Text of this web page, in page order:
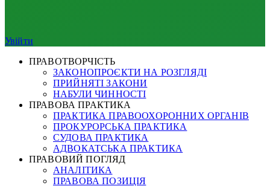
Увійти
ПРАВОТВОРЧІСТЬ
ЗАКОНОПРОЄКТИ НА РОЗГЛЯДІ
ПРИЙНЯТІ ЗАКОНИ
НАБУЛИ ЧИННОСТІ
ПРАВОВА ПРАКТИКА
ПРАКТИКА ПРАВООХОРОННИХ ОРГАНІВ
ПРОКУРОРСЬКА ПРАКТИКА
СУДОВА ПРАКТИКА
АДВОКАТСЬКА ПРАКТИКА
ПРАВОВИЙ ПОГЛЯД
АНАЛІТИКА
ПРАВОВА ПОЗИЦІЯ